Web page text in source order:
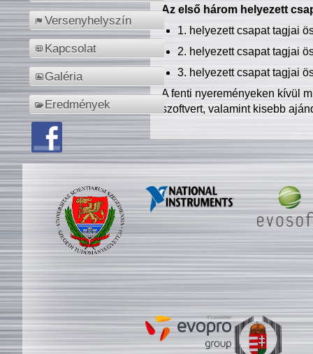
Versenyhelyszín
Kapcsolat
Galéria
Eredmények
Az első három helyezett
1. helyezett csapat tagjai
2. helyezett csapat tagjai
3. helyezett csapat tagjai
A fenti nyereményeken kívül
szoftvert, valamint kisebb